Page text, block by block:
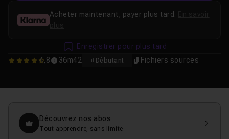
4.75 4,8 36m42 Débutant Fichiers sources
Acheter maintenant, payer plus tard.
plus
Enregistrer pour plus tard
Découvrez nos abos
Tout apprendre, sans limite